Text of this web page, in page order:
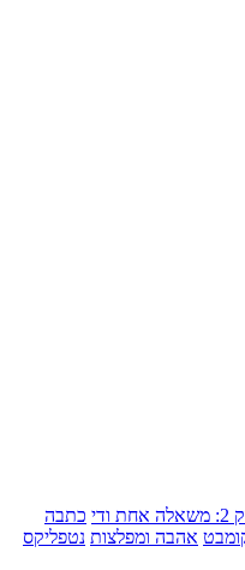
כתבה
אהבה ומפלצות נטפליקס